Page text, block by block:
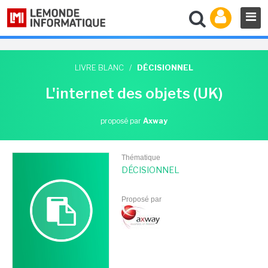
LIVRE BLANC / DÉCISIONNEL
L'internet des objets (UK)
proposé par Axway
Thématique
DÉCISIONNEL
Proposé par